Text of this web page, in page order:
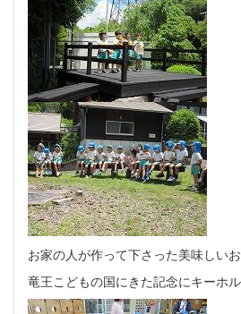
お家の人が作って下さった美味しい
竜王こどもの国にきた記念にキーホル